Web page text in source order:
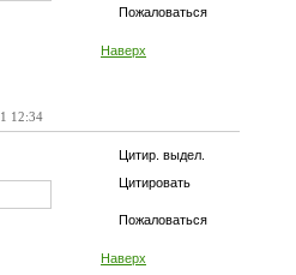
Пожаловаться
Наверх
12:34
Цитир. выдел.
Цитировать
Пожаловаться
Наверх